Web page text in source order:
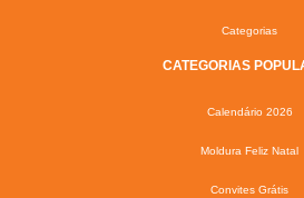
Categorias
CATEGORIAS
Calendário 2026
Moldura Feliz Natal
Convites Grátis